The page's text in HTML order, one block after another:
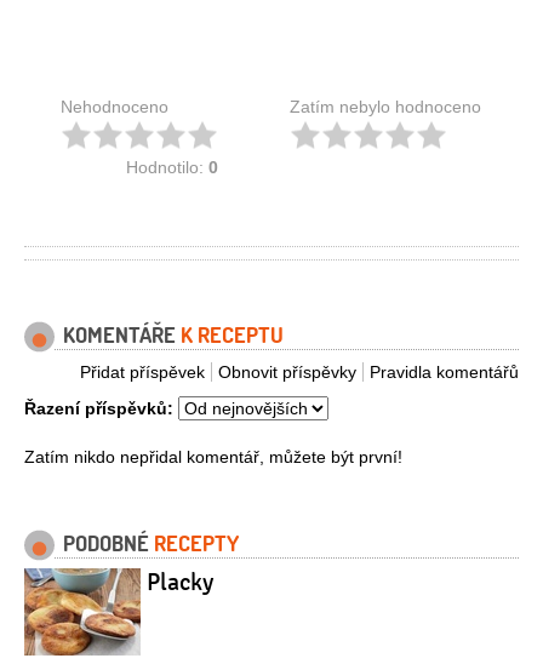
Nehodnoceno
Hodnotilo: 0
Zatím nebylo hodnoceno
KOMENTÁŘE K RECEPTU
Pravidla komentářů
Obnovit příspěvky
Přidat příspěvek
Řazení příspěvků:
Zatím nikdo nepřidal komentář, můžete být první!
PODOBNÉ RECEPTY
Placky